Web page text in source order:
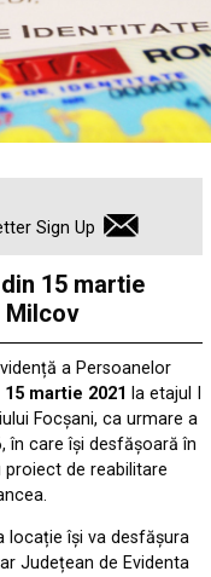
Sign Up
15 martie
Milcov
a Persoanelor
15 martie 2021 la etajul I
Focșani, ca urmare a
în care își desfășoară în
de reabilitare
locație își va desfășura
Județean de Evidenta